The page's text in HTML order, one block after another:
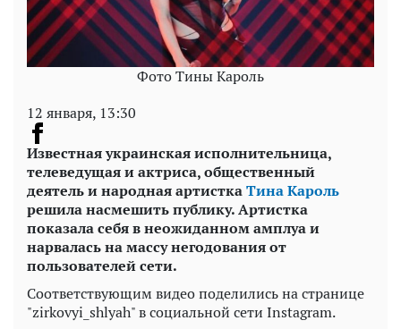
Фото Тины Кароль
12 января, 13:30
Известная украинская исполнительница,
телеведущая и актриса, общественный
деятель и народная артисткаТина Кароль
решила насмешить публику. Артистка
показала себя в неожиданном амплуа и
нарвалась на массу негодования от
пользователей сети.
Соответствующим видео поделились на странице
"zirkovyi_shlyah" в социальной сети Instagram.